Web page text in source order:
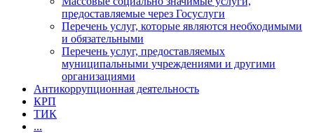
предоставляемые через Госуслуги
Перечень услуг, которые являются необходимыми
и обязательными
Перечень услуг, предоставляемых
муниципальными учреждениями и другими
организациями
Антикоррупционная деятельность
КРП
ТИК
...